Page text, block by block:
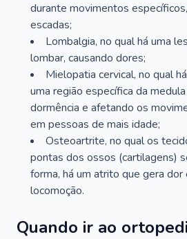
durante movimentos
escadas;
Lombalgia, no qual há uma
lombar, causando dores;
Mielopatia cervical, no qual
uma região específica da
dormência e afetando os
em pessoas de mais idade;
Osteoartrite, no qual os
pontas dos ossos (cartilagens)
forma, há um atrito que gera
locomoção.
Quando ir ao